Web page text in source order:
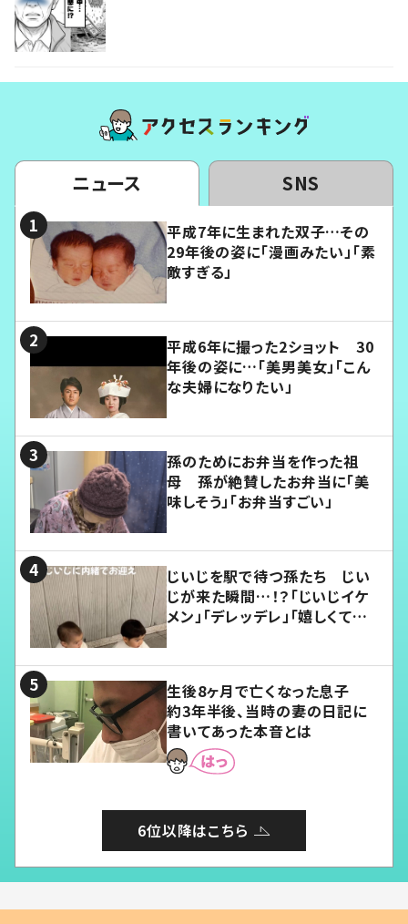
ニュース SNS
平成7年に生まれた双子…その
29年後の姿に「漫画みたい」「素
敵すぎる」
平成6年に撮った2ショット 30
年後の姿に…「美男美女」「こん
な夫婦になりたい」
孫のためにお弁当を作った祖
母 孫が絶賛したお弁当に「美
味しそう」「お弁当すごい」
じいじを駅で待つ孫たち じい
じが来た瞬間…！？「じいじイケ
メン」「デレッデレ」「嬉しくて可
生後8ヶ月で亡くなった息子
約3年半後、当時の妻の日記に
書いてあった本音とは
6位以降はこちら